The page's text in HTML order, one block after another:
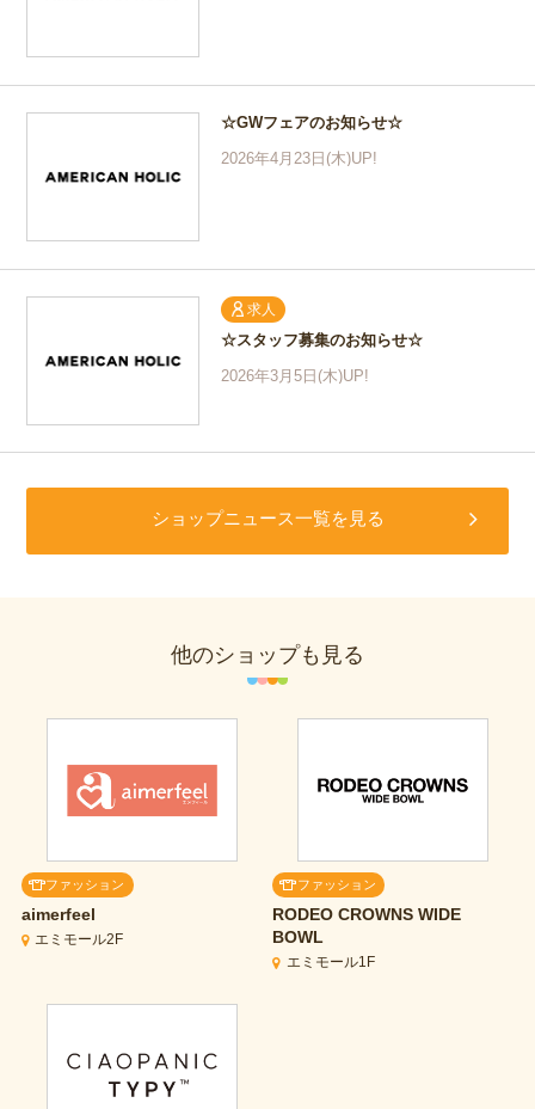
☆GWフェアのお知らせ☆
2026年4月23日(木)UP!
求人
☆スタッフ募集のお知らせ☆
2026年3月5日(木)UP!
ショップニュース一覧を見る
他のショップも見る
ファッション
aimerfeel
エミモール2F
ファッション
RODEO CROWNS WIDE
BOWL
エミモール1F